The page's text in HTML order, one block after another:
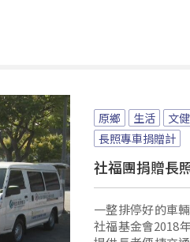
原鄉 生活 文
長照專車捐贈計
社福團捐贈長
一整排停好的車
社福基金會2018